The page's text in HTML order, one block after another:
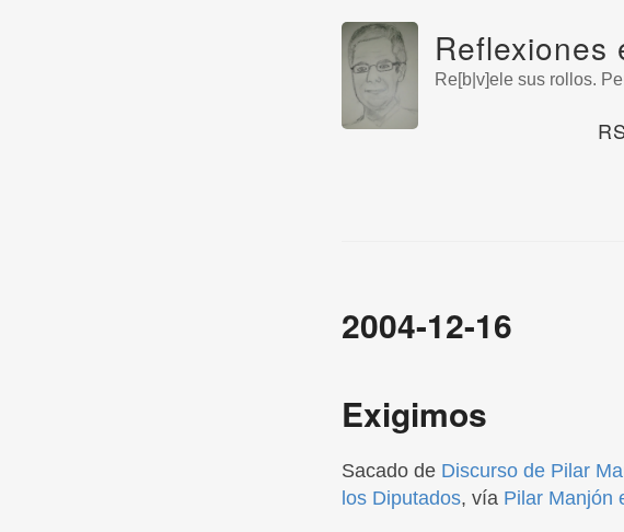
Reflexiones
Re[b|v]ele sus rollos.
2004-12-16
Exigimos
Sacado de Discurso de Pilar
los Diputados, vía Pilar Manjón